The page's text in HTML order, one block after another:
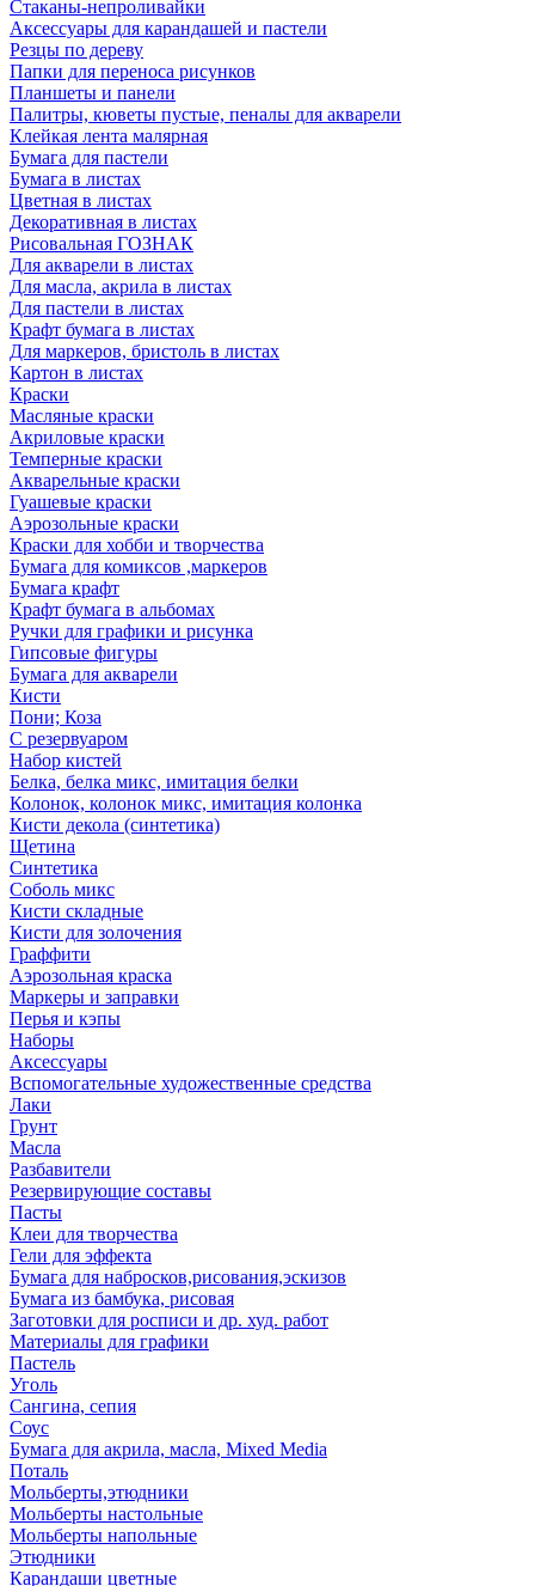
Стаканы-непроливайки
Аксессуары для карандашей и пастели
Резцы по дереву
Папки для переноса рисунков
Планшеты и панели
Палитры, кюветы пустые, пеналы для акварели
Клейкая лента малярная
Бумага для пастели
Бумага в листах
Цветная в листах
Декоративная в листах
Рисовальная ГОЗНАК
Для акварели в листах
Для масла, акрила в листах
Для пастели в листах
Крафт бумага в листах
Для маркеров, бристоль в листах
Картон в листах
Краски
Масляные краски
Акриловые краски
Темперные краски
Акварельные краски
Гуашевые краски
Аэрозольные краски
Краски для хобби и творчества
Бумага для комиксов ,маркеров
Бумага крафт
Крафт бумага в альбомах
Ручки для графики и рисунка
Гипсовые фигуры
Бумага для акварели
Кисти
Пони; Коза
С резервуаром
Набор кистей
Белка, белка микс, имитация белки
Колонок, колонок микс, имитация колонка
Кисти декола (синтетика)
Щетина
Синтетика
Соболь микс
Кисти складные
Кисти для золочения
Граффити
Аэрозольная краска
Маркеры и заправки
Перья и кэпы
Наборы
Аксессуары
Вспомогательные художественные средства
Лаки
Грунт
Масла
Разбавители
Резервирующие составы
Пасты
Клеи для творчества
Гели для эффекта
Бумага для набросков,рисования,эскизов
Бумага из бамбука, рисовая
Заготовки для росписи и др. худ. работ
Материалы для графики
Пастель
Уголь
Сангина, сепия
Соус
Бумага для акрила, масла, Mixed Media
Поталь
Мольберты,этюдники
Мольберты настольные
Мольберты напольные
Этюдники
Карандаши цветные